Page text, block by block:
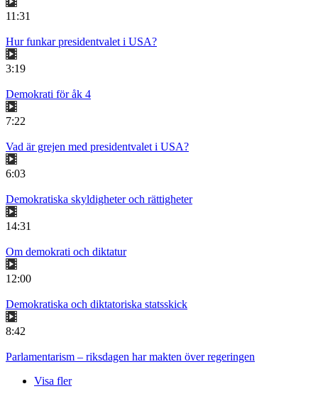
11:31
Hur funkar presidentvalet i USA?
3:19
Demokrati för åk 4
7:22
Vad är grejen med presidentvalet i USA?
6:03
Demokratiska skyldigheter och rättigheter
14:31
Om demokrati och diktatur
12:00
Demokratiska och diktatoriska statsskick
8:42
Parlamentarism – riksdagen har makten över regeringen
Visa fler